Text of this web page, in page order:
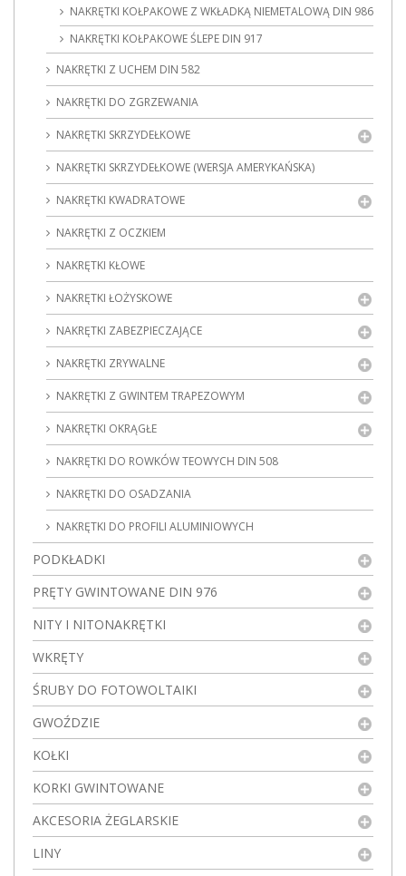
NAKRĘTKI KOŁPAKOWE Z WKŁADKĄ NIEMETALOWĄ DIN 986
NAKRĘTKI KOŁPAKOWE ŚLEPE DIN 917
NAKRĘTKI Z UCHEM DIN 582
NAKRĘTKI DO ZGRZEWANIA
NAKRĘTKI SKRZYDEŁKOWE
NAKRĘTKI SKRZYDEŁKOWE (WERSJA AMERYKAŃSKA)
NAKRĘTKI KWADRATOWE
NAKRĘTKI Z OCZKIEM
NAKRĘTKI KŁOWE
NAKRĘTKI ŁOŻYSKOWE
NAKRĘTKI ZABEZPIECZAJĄCE
NAKRĘTKI ZRYWALNE
NAKRĘTKI Z GWINTEM TRAPEZOWYM
NAKRĘTKI OKRĄGŁE
NAKRĘTKI DO ROWKÓW TEOWYCH DIN 508
NAKRĘTKI DO OSADZANIA
NAKRĘTKI DO PROFILI ALUMINIOWYCH
PODKŁADKI
PRĘTY GWINTOWANE DIN 976
NITY I NITONAKRĘTKI
WKRĘTY
ŚRUBY DO FOTOWOLTAIKI
GWOŹDZIE
KOŁKI
KORKI GWINTOWANE
AKCESORIA ŻEGLARSKIE
LINY